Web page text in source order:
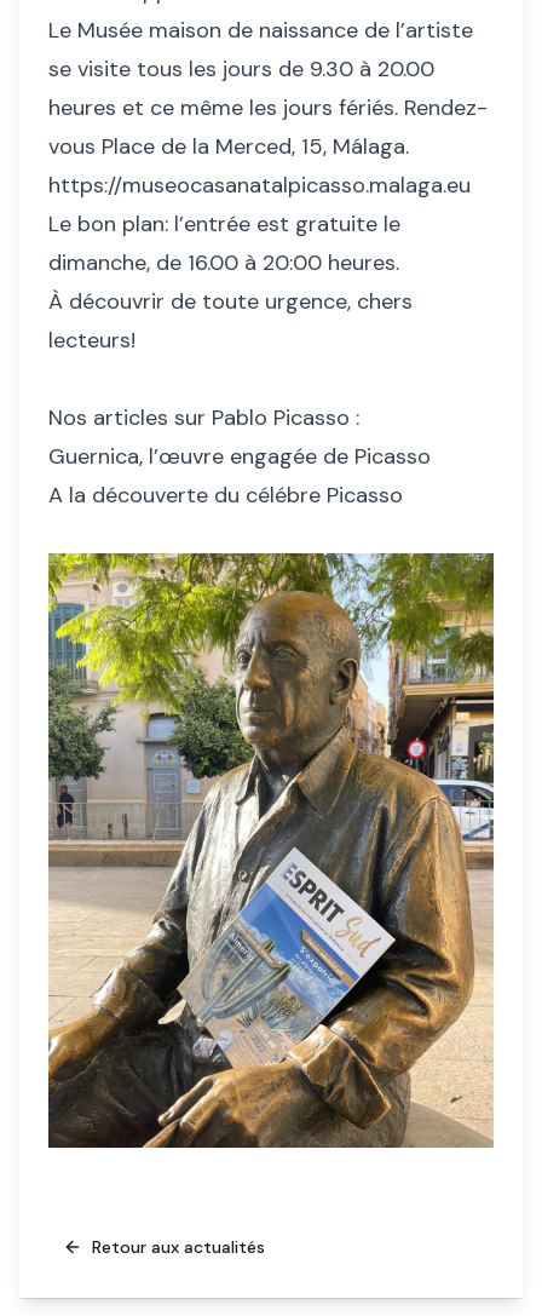
Le Musée maison de naissance de l’artiste
se visite tous les jours de 9.30 à 20.00
heures et ce même les jours fériés. Rendez-
vous Place de la Merced, 15, Málaga.
https://museocasanatalpicasso.malaga.eu
Le bon plan: l’entrée est gratuite le
dimanche, de 16.00 à 20:00 heures.
À découvrir de toute urgence, chers
lecteurs!
Nos articles sur Pablo Picasso :
Guernica, l’œuvre engagée de Picasso
A la découverte du célébre Picasso
Retour aux actualités